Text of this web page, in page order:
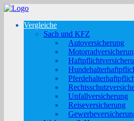
Vergleiche
Sach und KFZ
Autoversicherung
Unfallversicherung
Reiseversicherung